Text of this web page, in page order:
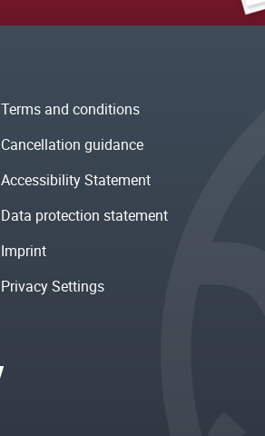
Terms and conditions
Cancellation guidance
Accessibility Statement
Data protection statement
Imprint
Privacy Settings